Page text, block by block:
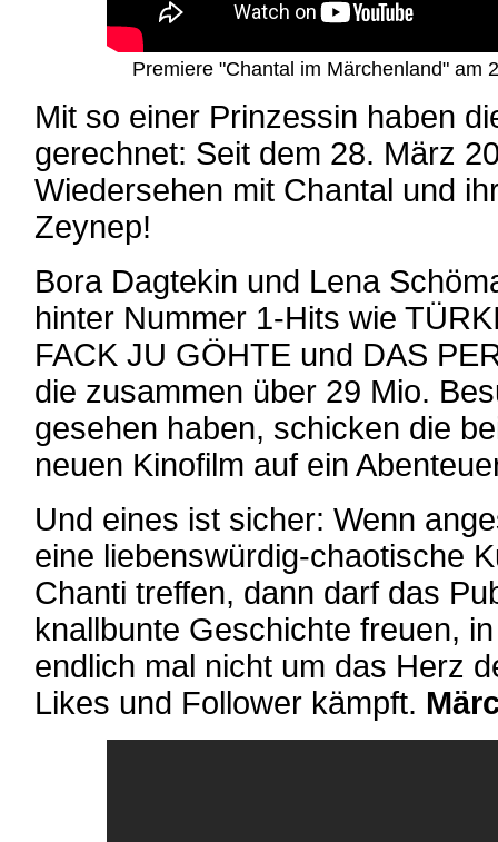
Premiere "Chantal im Märchenland" am
Mit so einer Prinzessin haben
gerechnet: Seit dem 28. März
Wiedersehen mit Chantal und
Zeynep!
Bora Dagtekin und Lena
hinter Nummer 1-Hits wie
FACK JU GÖHTE und DAS
die zusammen über 29 Mio.
gesehen haben, schicken die
neuen Kinofilm auf ein
Und eines ist sicher: Wenn
eine liebenswürdig-chaotische
Chanti treffen, dann darf das
knallbunte Geschichte freuen,
endlich mal nicht um das Herz
Likes und Follower kämpft.